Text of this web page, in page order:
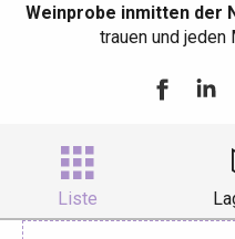
Weinprobe inmitten der
trauen und jeden
Liste